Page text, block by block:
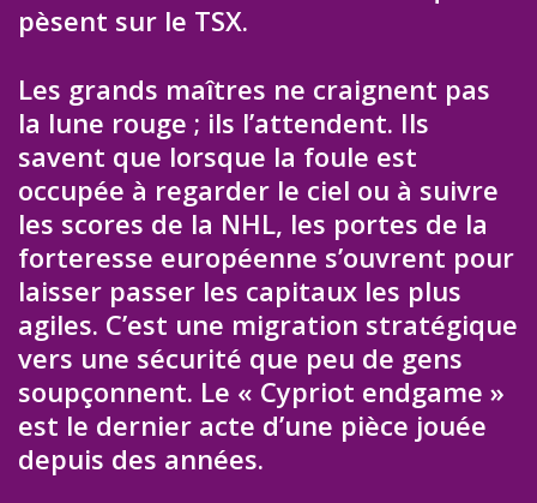
pèsent sur le TSX.
Les grands maîtres ne craignent pas
la lune rouge ; ils l’attendent. Ils
savent que lorsque la foule est
occupée à regarder le ciel ou à suivre
les scores de la NHL, les portes de la
forteresse européenne s’ouvrent pour
laisser passer les capitaux les plus
agiles. C’est une migration stratégique
vers une sécurité que peu de gens
soupçonnent. Le « Cypriot endgame »
est le dernier acte d’une pièce jouée
depuis des années.